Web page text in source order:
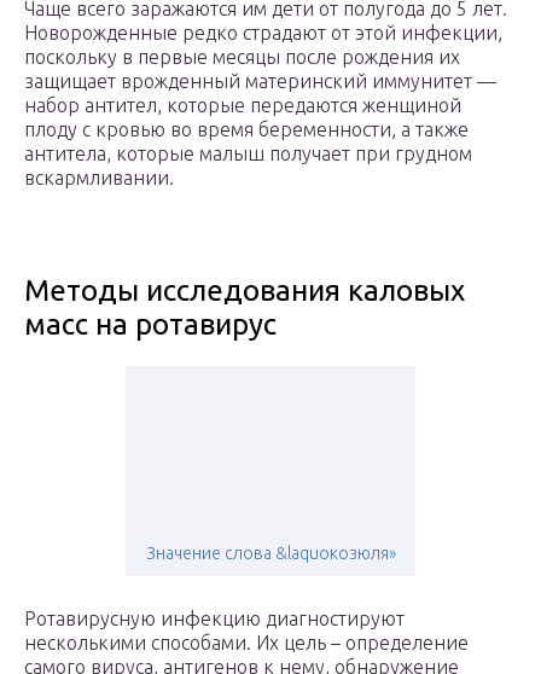
Чаще всего заражаются им дети от полугода до 5 лет.
Новорожденные редко страдают от этой инфекции,
поскольку в первые месяцы после рождения их
защищает врожденный материнский иммунитет —
набор антител, которые передаются женщиной
плоду с кровью во время беременности, а также
антитела, которые малыш получает при грудном
вскармливании.
Методы исследования каловых
масс на ротавирус
Значение слова &laquoкозюля»
Ротавирусную инфекцию диагностируют
несколькими способами. Их цель – определение
самого вируса, антигенов к нему, обнаружение